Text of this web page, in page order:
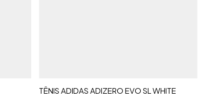
TÊNIS ADIDAS ADIZERO EVO SL WHITE